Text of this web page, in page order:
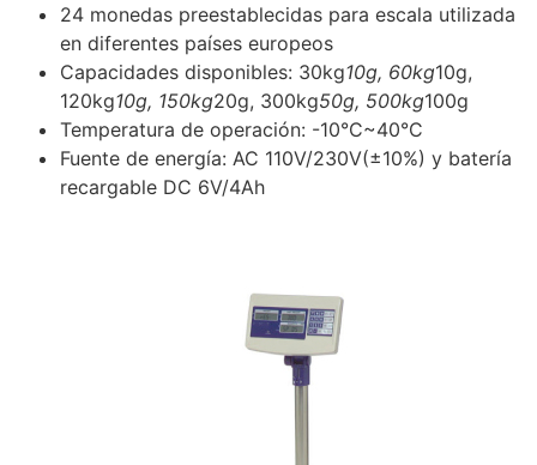
24 monedas preestablecidas para escala utilizada
en diferentes países europeos
Capacidades disponibles: 30kg10g, 60kg10g,
120kg10g, 150kg20g, 300kg50g, 500kg100g
Temperatura de operación: -10°C~40°C
Fuente de energía: AC 110V/230V(±10%) y batería
recargable DC 6V/4Ah